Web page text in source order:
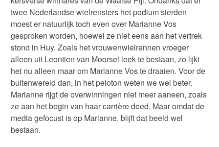
twee Nederlandse wielrensters het podium sierden
moest er natuurlijk toch even over Marianne Vos
gesproken worden, hoewel ze niet eens aan het vertrek
stond in Huy. Zoals het vrouwenwielrennen vroeger
alleen uit Leontien van Moorsel leek te bestaan, zo lijkt
het nu alleen maar om Marianne Vos te draaien. Voor de
buitenwereld dan, in het peloton weten we wel beter.
Marianne rijgt de overwinningen niet meer aaneen, zoals
ze aan het begin van haar carrière deed. Maar omdat de
media gefocust is op Marianne, blijft dat beeld wel
bestaan.